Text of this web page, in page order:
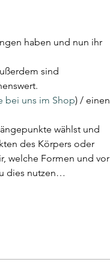
haben und nun ihr
sind
bei uns im Shop) / einen
wählst und
des Körpers oder
welche Formen und vor
dies nutzen…